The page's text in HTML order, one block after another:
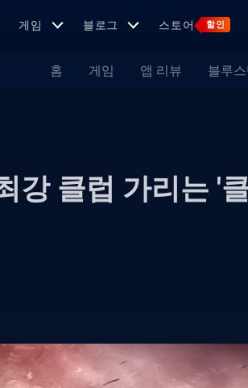
게임 블로그 스토어 할인
홈 게임 앱 리뷰 블루스
강 클럽 가리는 '